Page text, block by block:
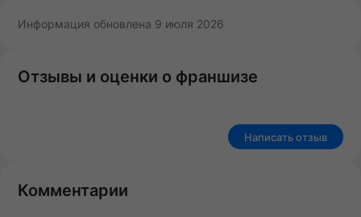
Информация обновлена 9 июля 2026
Отзывы и оценки о франшизе
Написать отзыв
Комментарии